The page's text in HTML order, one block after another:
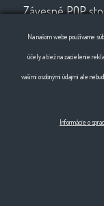
Závesné POP
Vybavenie
Drôtený program
Ohýbanie drôtu
Na našom webe používame
účely a tiež na zacielenie
vašimi osobnými údajmi ale
Informácie o